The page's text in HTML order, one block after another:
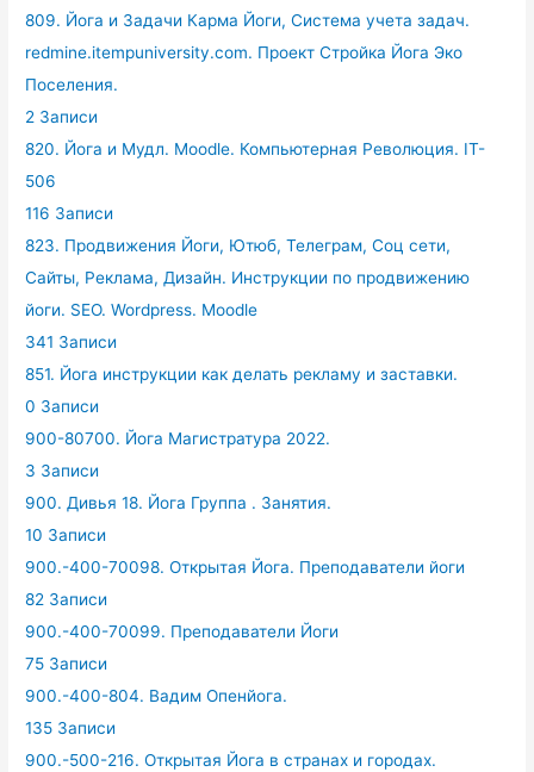
809. Йога и Задачи Карма Йоги, Система учета задач.
redmine.itempuniversity.com. Проект Стройка Йога Эко
Поселения.
2 Записи
820. Йога и Мудл. Moodle. Компьютерная Революция. IT-
506
116 Записи
823. Продвижения Йоги, Ютюб, Телеграм, Соц сети,
Сайты, Реклама, Дизайн. Инструкции по продвижению
йоги. SEO. Wordpress. Moodle
341 Записи
851. Йога инструкции как делать рекламу и заставки.
0 Записи
900-80700. Йога Магистратура 2022.
3 Записи
900. Дивья 18. Йога Группа . Занятия.
10 Записи
900.-400-70098. Открытая Йога. Преподаватели йоги
82 Записи
900.-400-70099. Преподаватели Йоги
75 Записи
900.-400-804. Вадим Опенйога.
135 Записи
900.-500-216. Открытая Йога в странах и городах.